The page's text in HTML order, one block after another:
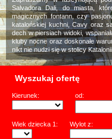
Salvadora Dali, do miasta,
magicznych fontann, czy
katalońskiej kuchni, Cavy oraz
dech w piersiach widoki,
kluby nocne oraz doskonałe
nikt nie nudzi się w stolicy
Wyszukaj ofertę
Kierunek: od:
Wiek dziecka 1: Wylot z: